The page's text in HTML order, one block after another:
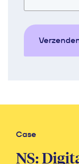
Case
Arriva:
Case
NS: